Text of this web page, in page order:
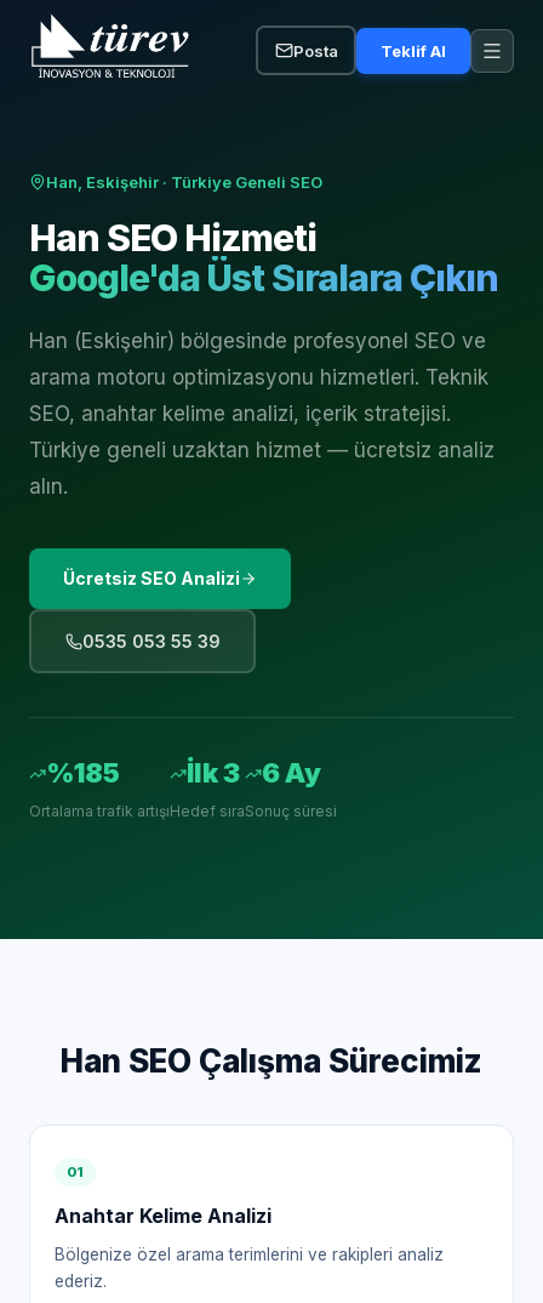
Posta Teklif Al
Han, Eskişehir · Türkiye Geneli SEO
Han SEO Hizmeti
Google'da Üst Sıralara Çıkın
Han (Eskişehir) bölgesinde profesyonel SEO ve
arama motoru optimizasyonu hizmetleri. Teknik
SEO, anahtar kelime analizi, içerik stratejisi.
Türkiye geneli uzaktan hizmet — ücretsiz analiz
alın.
Ücretsiz SEO Analizi
0535 053 55 39
%185
Ortalama trafik artışı
İlk 3
Hedef sıra
6 Ay
Sonuç süresi
Han SEO Çalışma Sürecimiz
01
Anahtar Kelime Analizi
Bölgenize özel arama terimlerini ve rakipleri analiz
ederiz.